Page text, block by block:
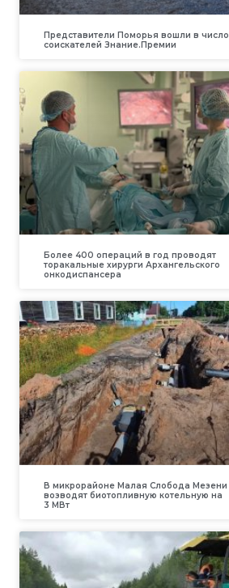
Представители Поморья вошли в число
соискателей Знание.Премии
Более 400 операций в год проводят
торакальные хирурги Архангельского
онкодиспансера
В микрорайоне Малая Слобода Мезени
возводят биотопливную котельную на
3 МВт